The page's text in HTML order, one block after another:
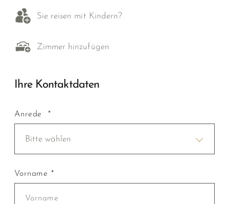
Sie reisen mit Kindern?
Zimmer hinzufügen
Ihre Kontaktdaten
Anrede *
Bitte wählen
Vorname *